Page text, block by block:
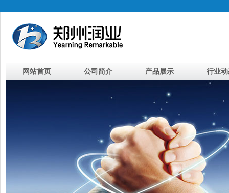
网站首页 公司简介 产品展示 行业